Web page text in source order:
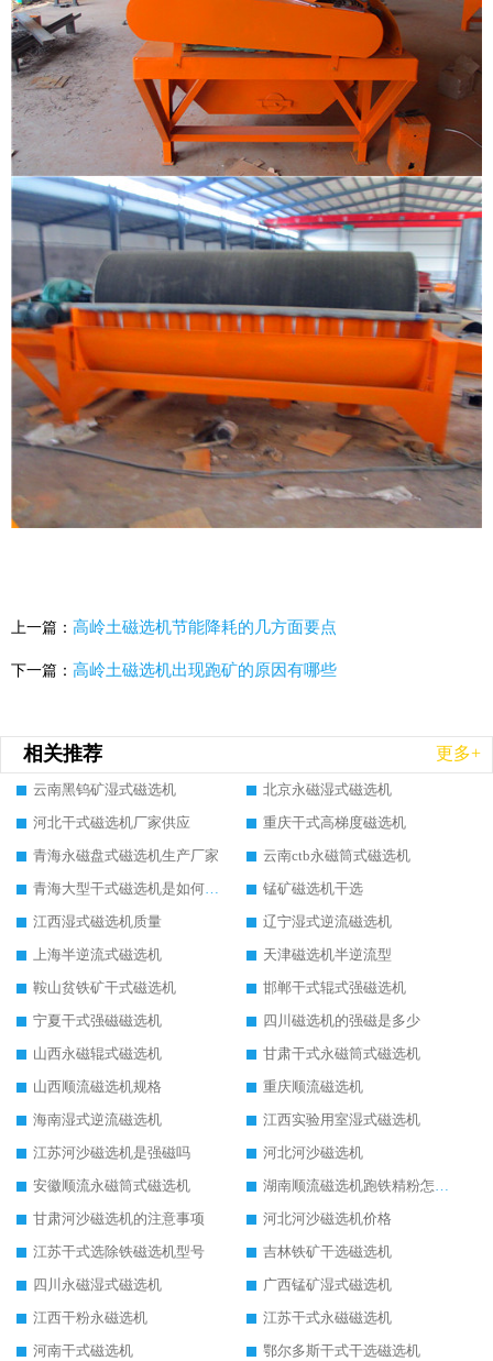
上一篇： 高岭土磁选机节能降耗的几方面要点
下一篇： 高岭土磁选机出现跑矿的原因有哪些
相关推荐 更多+
云南黑钨矿湿式磁选机
北京永磁湿式磁选机
河北干式磁选机厂家供应
重庆干式高梯度磁选机
青海永磁盘式磁选机生产厂家
云南ctb永磁筒式磁选机
青海大型干式磁选机是如何选矿的
锰矿磁选机干选
江西湿式磁选机质量
辽宁湿式逆流磁选机
上海半逆流式磁选机
天津磁选机半逆流型
鞍山贫铁矿干式磁选机
邯郸干式辊式强磁选机
宁夏干式强磁磁选机
四川磁选机的强磁是多少
山西永磁辊式磁选机
甘肃干式永磁筒式磁选机
山西顺流磁选机规格
重庆顺流磁选机
海南湿式逆流磁选机
江西实验用室湿式磁选机
江苏河沙磁选机是强磁吗
河北河沙磁选机
安徽顺流永磁筒式磁选机
湖南顺流磁选机跑铁精粉怎么处理
甘肃河沙磁选机的注意事项
河北河沙磁选机价格
江苏干式选除铁磁选机型号
吉林铁矿干选磁选机
四川永磁湿式磁选机
广西锰矿湿式磁选机
江西干粉永磁选机
江苏干式永磁磁选机
河南干式磁选机
鄂尔多斯干式干选磁选机